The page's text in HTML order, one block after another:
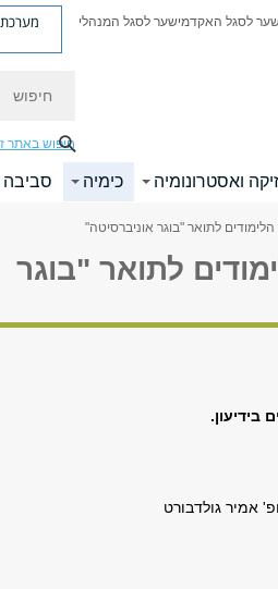
לסגל האקדמישער לסגל המנהלי מערכת
חיפוש באתר
ואסטרונומיה כימיה סביבה
לתואר "בוגר אוניברסיטה"
לתואר "בוגר
בידיעון.
אמיר גולדבורט